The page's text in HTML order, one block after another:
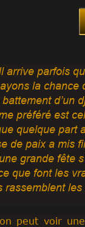
arrive parfois
la chance
d’un
préféré est
quelque part
de paix a mis
grande fête
que font les
rassemblent les
peut voir